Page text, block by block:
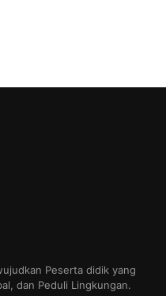
Peserta didik yang
dan Peduli Lingkungan.